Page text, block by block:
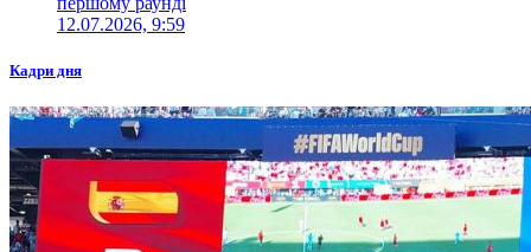
12.07.2026, 9:59
Кадри дня